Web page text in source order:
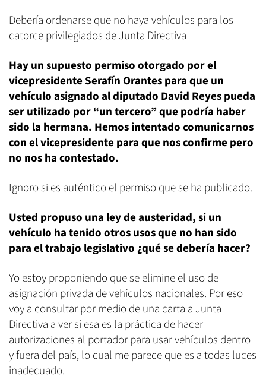
Debería ordenarse que no haya vehículos para los
catorce privilegiados de Junta Directiva
Hay un supuesto permiso otorgado por el
vicepresidente Serafín Orantes para que un
vehículo asignado al diputado David Reyes pueda
ser utilizado por “un tercero” que podría haber
sido la hermana. Hemos intentado comunicarnos
con el vicepresidente para que nos confirme pero
no nos ha contestado.
Ignoro si es auténtico el permiso que se ha publicado.
Usted propuso una ley de austeridad, si un
vehículo ha tenido otros usos que no han sido
para el trabajo legislativo ¿qué se debería hacer?
Yo estoy proponiendo que se elimine el uso de
asignación privada de vehículos nacionales. Por eso
voy a consultar por medio de una carta a Junta
Directiva a ver si esa es la práctica de hacer
autorizaciones al portador para usar vehículos dentro
y fuera del país, lo cual me parece que es a todas luces
inadecuado.